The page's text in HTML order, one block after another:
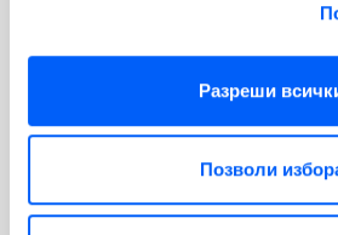
Разреши
Позволи
| юли 30, 2026
Схема Понци: Как да разпознаем
Автоматично деклариране на